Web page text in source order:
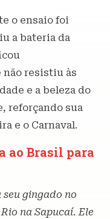
o ensaio foi
a bateria da
não resistiu às
e a beleza do
reforçando sua
e o Carnaval.
ao Brasil para
gingado no
na Sapucaí. Ele